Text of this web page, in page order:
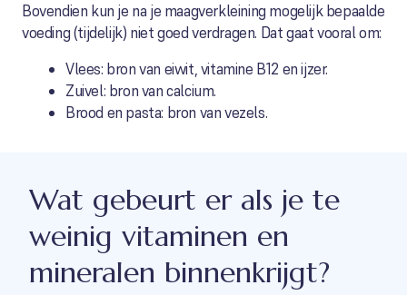
Bovendien kun je na je maagverkleining mogelijk bepaalde
voeding (tijdelijk) niet goed verdragen. Dat gaat vooral om:
Vlees: bron van eiwit, vitamine B12 en ijzer.
Zuivel: bron van calcium.
Brood en pasta: bron van vezels.
Wat gebeurt er als je te
weinig vitaminen en
mineralen binnenkrijgt?